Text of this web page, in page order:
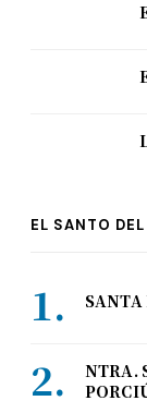
EL SANTO
NTRA.